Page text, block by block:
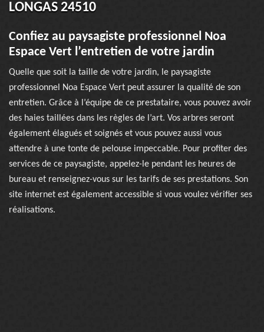
LONGAS 24510
Confiez au paysagiste professionnel Noa
Espace Vert l’entretien de votre jardin
Quelle que soit la taille de votre jardin, le paysagiste
professionnel Noa Espace Vert peut assurer la qualité de son
entretien. Grâce à l’équipe de ce prestataire, vous pouvez avoir
des haies taillées dans les règles de l’art. Vos arbres seront
également élagués et soignés et vous pouvez aussi vous
attendre à une tonte de pelouse impeccable. Pour profiter des
services de ce paysagiste, appelez-le pendant les heures de
bureau et renseignez-vous sur les tarifs de ses prestations. Son
site internet est également accessible si vous voulez vérifier ses
réalisations.